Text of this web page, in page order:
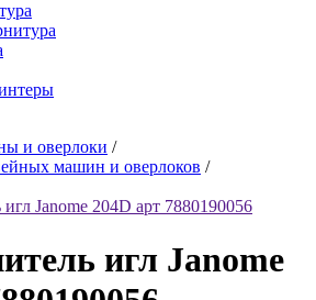
и оверлоки /
машин и оверлоков /
Janome 204D арт 7880190056
игл Janome